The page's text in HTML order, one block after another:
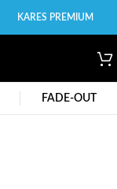
KARES PREMIUM
FADE-OUT